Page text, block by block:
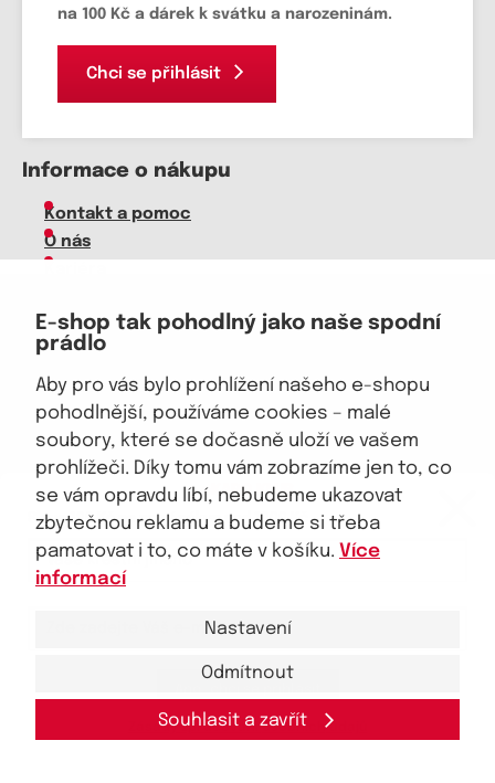
E-shop tak pohodlný jako naše spodní
prádlo
Aby pro vás bylo prohlížení našeho e-shopu
pohodlnější, používáme cookies – malé
soubory, které se dočasně uloží ve vašem
prohlížeči. Díky tomu vám zobrazíme jen to, co
se vám opravdu líbí, nebudeme ukazovat
zbytečnou reklamu a budeme si třeba
pamatovat i to, co máte v košíku. Více
informací
Nastavení
Odmítnout
Souhlasit a zavřít
na 100 Kč a dárek k svátku a narozeninám.
Chci se přihlásit
Informace o nákupu
Kontakt a pomoc
O nás
Velkoobchod
Vrácení zboží, reklamace
Obchodní podmínky
Průvodce spokojené ženy
Staňte se naším fanouškem
Jsme důvěryhodný obchod
Obchodní podmínky GDPR Mapa stránek
eKAPO KLUB
Sleva 100 Kč na první nákupnad 1000 Kč
Zásady zpracováníosobníchúdajů